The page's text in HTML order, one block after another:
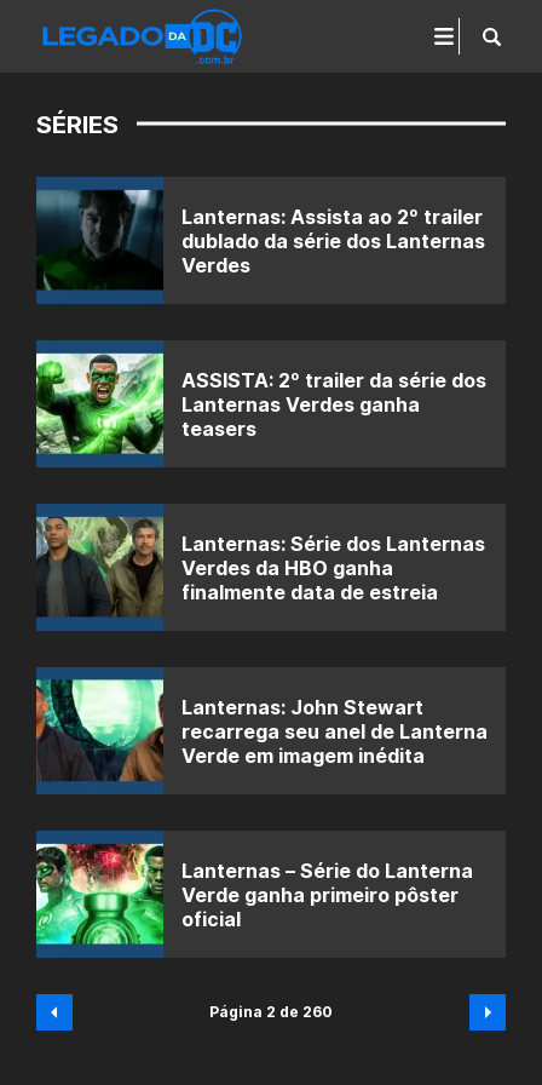
SÉRIES
Lanternas: Assista ao 2º trailer
dublado da série dos Lanternas
Verdes
ASSISTA: 2º trailer da série dos
Lanternas Verdes ganha
teasers
Lanternas: Série dos Lanternas
Verdes da HBO ganha
finalmente data de estreia
Lanternas: John Stewart
recarrega seu anel de Lanterna
Verde em imagem inédita
Lanternas – Série do Lanterna
Verde ganha primeiro pôster
oficial
Página 2 de 260